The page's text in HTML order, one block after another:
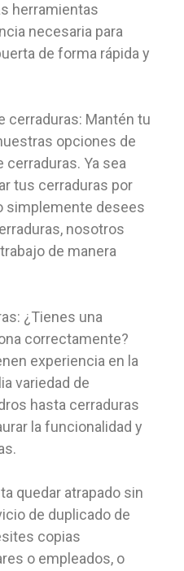
herramientas
necesaria para
de forma rápida y
cerraduras: Mantén tu
opciones de
Ya sea
tus cerraduras por
simplemente desees
nosotros
de manera
¿Tienes una
correctamente?
experiencia en la
variedad de
hasta cerraduras
la funcionalidad y
quedar atrapado sin
de duplicado de
copias
o empleados, o